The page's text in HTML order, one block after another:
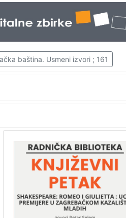
baština. Usmeni izvori ; 161